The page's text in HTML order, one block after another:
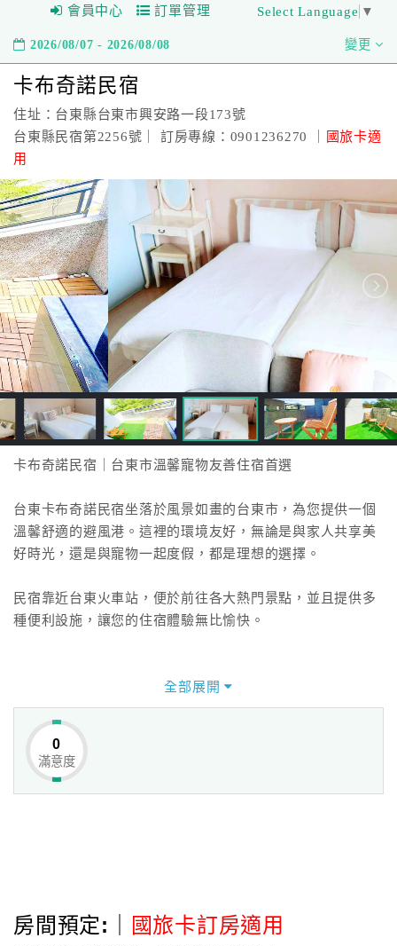
會員中心 訂單管理 Select Language ▼
2026/08/07 - 2026/08/08 變更
卡布奇諾民宿
住址：台東縣台東市興安路一段173號
台東縣民宿第2256號｜ 訂房專線：0901236270 ｜
國旅卡適
用
卡布奇諾民宿｜台東市溫馨寵物友善住宿首選
台東卡布奇諾民宿坐落於風景如畫的台東市，為您提供一個
溫馨舒適的避風港。這裡的環境友好，無論是與家人共享美
好時光，還是與寵物一起度假，都是理想的選擇。
民宿靠近台東火車站，便於前往各大熱門景點，並且提供多
種便利設施，讓您的住宿體驗無比愉快。
全部展開
0
滿意度
房間預定:｜ 國旅卡訂房適用